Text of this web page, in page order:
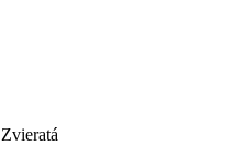
Zvieratá